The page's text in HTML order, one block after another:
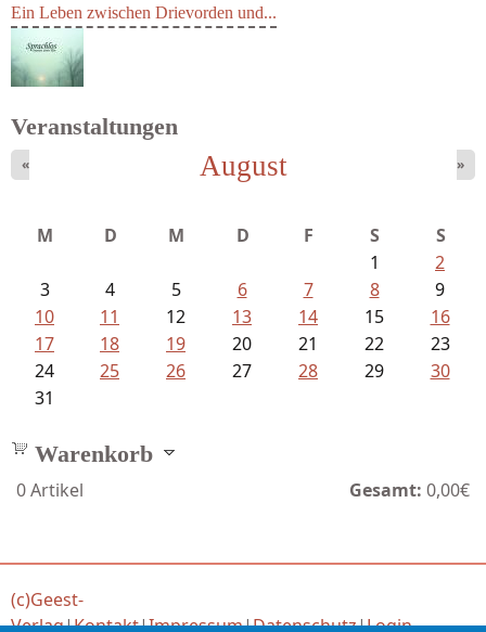
Ein Leben zwischen Drievorden und...
Struckmeyer, Ingeborg - Sprachlos...
Veranstaltungen
August
« »
M D M D F S
S
1
2
3
4 5 6 7 8
9
10
11 12 13 14 15
16
17
18 19 20 21 22
23
24
25 26 27 28 29
30
31
Warenkorb
0Artikel Gesamt: 0,00€
(c)Geest-
Verlag|Kontakt|Impressum|Datenschutz|Login